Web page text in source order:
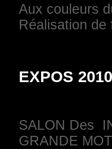
Aux couleurs
Réalisation
EXPOS 2010
SALON Des
GRANDE